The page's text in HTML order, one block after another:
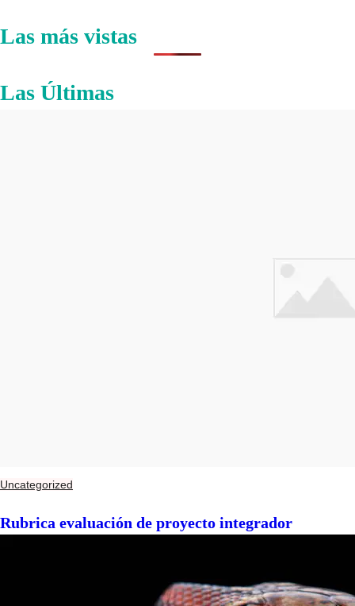
Las más vistas
Las Últimas
Uncategorized
Rubrica evaluación de proyecto integrador